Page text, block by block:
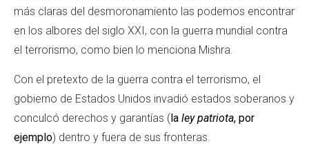
más claras del desmoronamiento las podemos encontrar
en los albores del siglo XXI, con la guerra mundial contra
el terrorismo, como bien lo menciona Mishra.
Con el pretexto de la guerra contra el terrorismo, el
gobierno de Estados Unidos invadió estados soberanos y
conculcó derechos y garantías (la ley patriota, por
ejemplo) dentro y fuera de sus fronteras.